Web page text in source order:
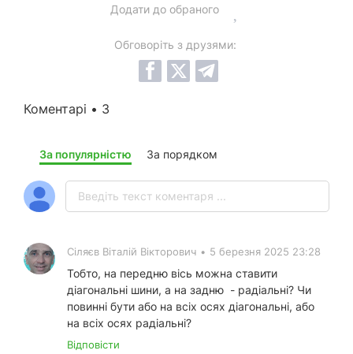
Додати до обраного
Обговоріть з друзями:
Коментарі • 3
За популярністю За порядком
Сіляєв Віталій Вікторович • 5 березня 2025 23:28
Тобто, на передню вісь можна ставити
діагональні шини, а на задню - радіальні? Чи
повинні бути або на всіх осях діагональні, або
на всіх осях радіальні?
Відповісти